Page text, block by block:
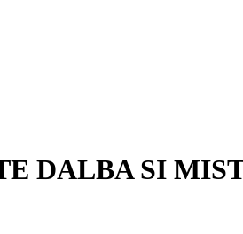
DALBA SI